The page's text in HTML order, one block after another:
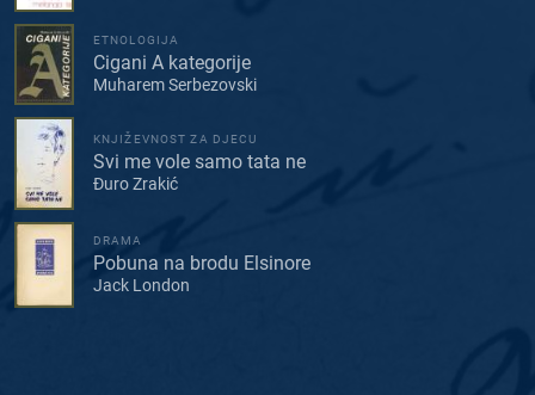
ETNOLOGIJA
Cigani A kategorije
Muharem Serbezovski
KNJIŽEVNOST ZA DJECU
Svi me vole samo tata ne
Đuro Zrakić
DRAMA
Pobuna na brodu Elsinore
Jack London